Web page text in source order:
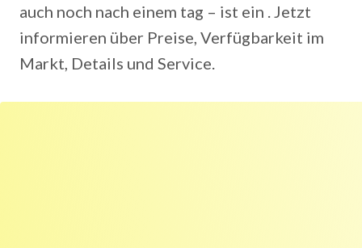
auch noch nach einem tag – ist ein . Jetzt
informieren über Preise, Verfügbarkeit im
Markt, Details und Service.